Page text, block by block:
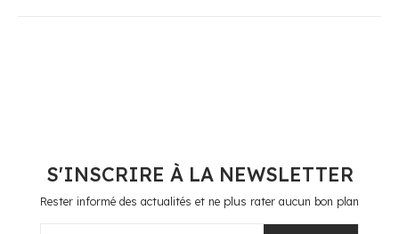
S'INSCRIRE À LA NEWSLETTER
Rester informé des actualités et ne plus rater aucun bon plan